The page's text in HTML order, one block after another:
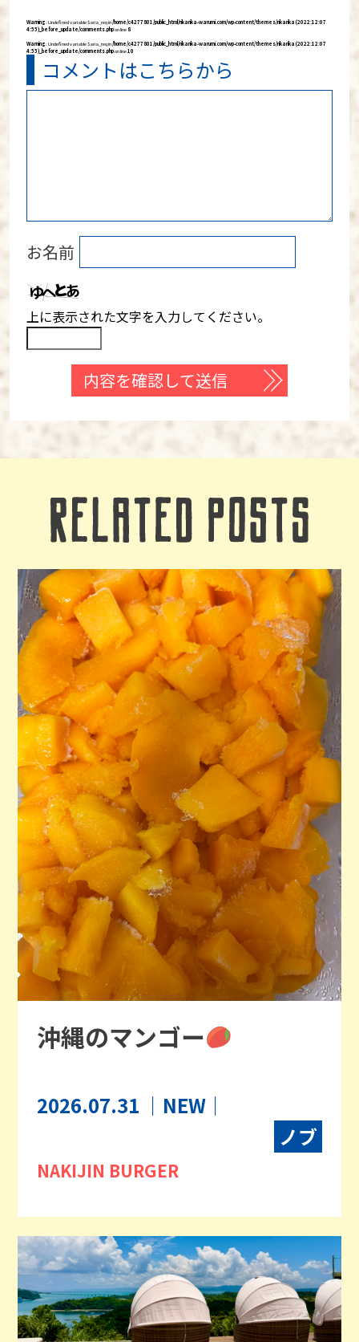
Warning: Undefined variable $aria_req in/home/c4277801/public_html/rikarika-warumi.com/wp-content/themes/rikarika (2022:12:07
4:55)_before_update/comments.phpon line 8
Warning: Undefined variable $aria_req in/home/c4277801/public_html/rikarika-warumi.com/wp-content/themes/rikarika (2022:12:07
4:55)_before_update/comments.phpon line10
コメントはこちらから
お名前
上に表示された文字を入力してください。
沖縄のマンゴー
2026.07.31 ｜NEW｜
ノブ
NAKIJIN BURGER